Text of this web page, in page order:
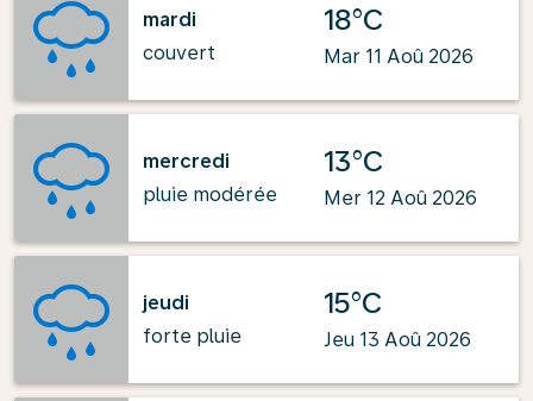
mardi
couvert
18°C
Mar 11 Aoû 2026
mercredi
pluie modérée
13°C
Mer 12 Aoû 2026
jeudi
forte pluie
15°C
Jeu 13 Aoû 2026